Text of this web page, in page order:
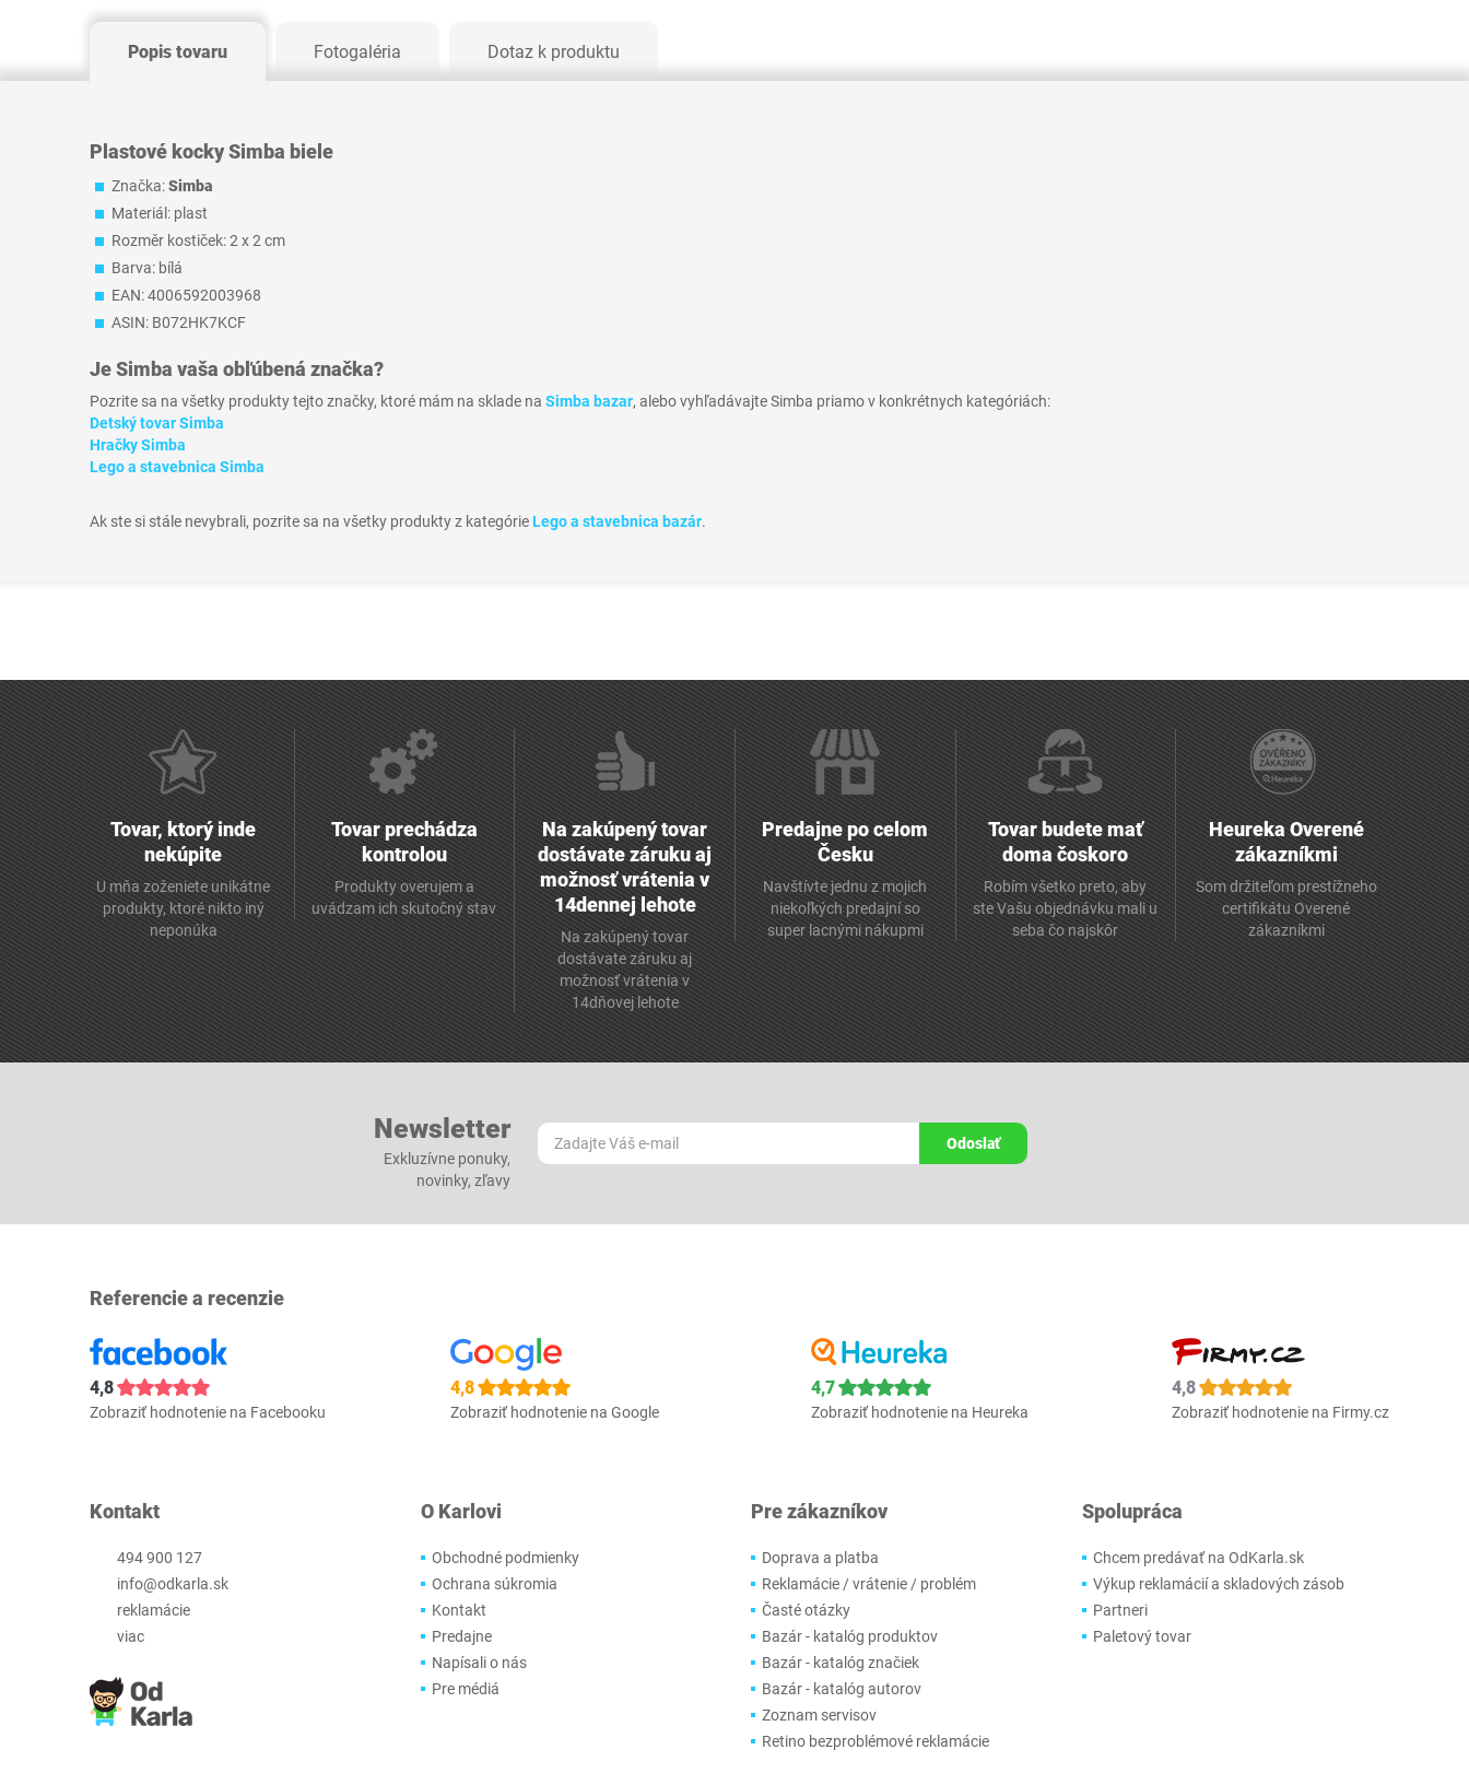
Popis tovaru Fotogaléria Dotaz k produktu
Plastové kocky Simba biele
Značka:Simba
Materiál: plast
Rozměr kostiček: 2 x 2 cm
Barva: bílá
EAN: 4006592003968
ASIN: B072HK7KCF
JeSimba vaša obľúbená značka?
Pozrite sa na všetky produkty tejto značky, ktoré mám na sklade na Simba bazar, alebo vyhľadávajte Simba priamo v konkrétnych kategóriách:
Detský tovar Simba
Hračky Simba
Lego a stavebnica Simba
Ak ste si stále nevybrali, pozrite sa na všetky produkty z kategórieLego a stavebnica bazár.
Tovar, ktorý inde
nekúpite
U mňa zoženiete unikátne
produkty, ktoré nikto iný
neponúka
Tovar prechádza
kontrolou
Produkty overujem a
uvádzam ich skutočný stav
Na zakúpený tovar
dostávate záruku aj
možnosť vrátenia v
14dennej lehote
Na zakúpený tovar
dostávate záruku aj
možnosť vrátenia v
14dňovej lehote
Predajne po celom
Česku
Navštívte jednu z mojich
niekoľkých predajní so
super lacnými nákupmi
Tovar budete mať
doma čoskoro
Robím všetko preto, aby
ste Vašu objednávku mali u
seba čo najskôr
Heureka Overené
zákazníkmi
Som držiteľom prestížneho
certifikátu Overené
zákazníkmi
Newsletter
Exkluzívne ponuky,
novinky, zľavy
Odoslať
Referencie a recenzie
4,8
Zobraziť hodnotenie na Facebooku
4,8
Zobraziť hodnotenie na Google
4,7
Zobraziť hodnotenie na Heureka
4,8
Zobraziť hodnotenie na Firmy.cz
Kontakt
494 900 127
info@odkarla.sk
reklamácie
viac
O Karlovi
Obchodné podmienky
Ochrana súkromia
Kontakt
Predajne
Napísali o nás
Pre médiá
Pre zákazníkov
Doprava a platba
Reklamácie / vrátenie / problém
Časté otázky
Bazár - katalóg produktov
Bazár - katalóg značiek
Bazár - katalóg autorov
Zoznam servisov
Retino bezproblémové reklamácie
Spolupráca
Chcem predávať na OdKarla.sk
Výkup reklamácií a skladových zásob
Partneri
Paletový tovar